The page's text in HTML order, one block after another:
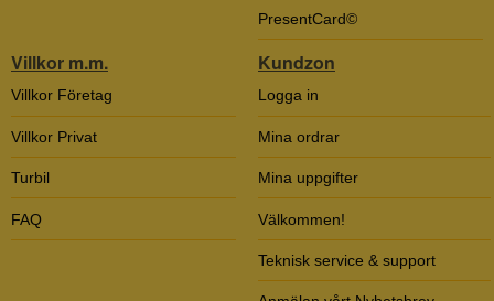
PresentCard©
Villkor m.m.
Villkor Företag
Villkor Privat
Turbil
FAQ
Kundzon
Logga in
Mina ordrar
Mina uppgifter
Välkommen!
Teknisk service & support